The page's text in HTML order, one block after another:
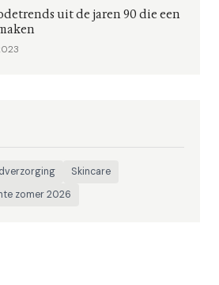
uit de jaren 90 die een
Skincare
zomer 2026